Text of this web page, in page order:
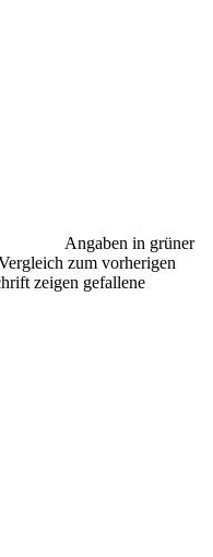
Angaben in grüner
zum vorherigen
zeigen gefallene